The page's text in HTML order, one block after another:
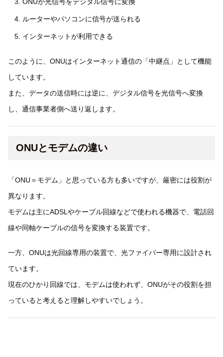
ルーターやパソコンに信号が送られる
インターネットが利用できる
このように、ONUはインターネット通信の「中継点」として機能
しています。
また、データの送信時には逆に、デジタル信号を光信号へ変換
し、通信事業者側へ送り返します。
ONUとモデムの違い
「ONU＝モデム」と思っている方も多いですが、厳密には役割が
異なります。
モデムは主にADSLやケーブル回線などで使われる機器で、電話回
線や同軸ケーブルの信号を変換する装置です。
一方、ONUは光回線専用の装置で、光ファイバー専用に設計され
ています。
現在のひかり回線では、モデムは使われず、ONUがその役割を担
っていると考えると理解しやすいでしょう。